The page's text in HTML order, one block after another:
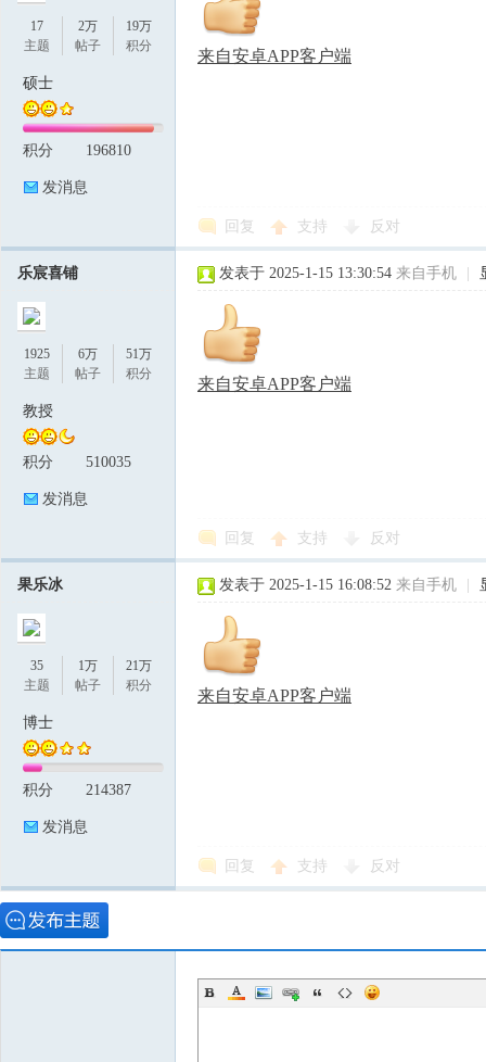
17
主题
2万
帖子
19万
积分
硕士
积分 196810
发消息
来自安卓APP客户端
回复 支持 反对
乐宸喜铺
1925
主题
6万
帖子
51万
积分
教授
积分 510035
发消息
发表于 2025-1-15 13:30:54 来自手机
来自安卓APP客户端
回复 支持 反对
果乐冰
35
主题
1万
帖子
21万
积分
博士
积分 214387
发消息
发表于 2025-1-15 16:08:52 来自手机
来自安卓APP客户端
回复 支持 反对